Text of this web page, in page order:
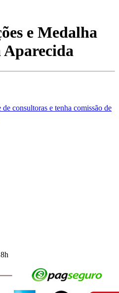
e Medalha
Aparecida
consultoras e tenha comissão de